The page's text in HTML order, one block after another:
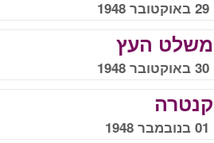
29 באוקטובר 1948
משלט העץ
30 באוקטובר 1948
קנטרה
01 בנובמבר 1948